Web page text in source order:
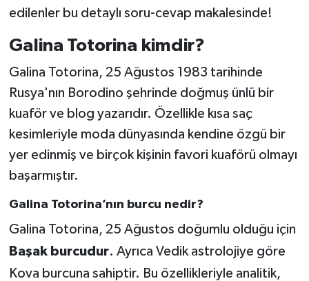
edilenler bu detaylı soru-cevap makalesinde!
Galina Totorina kimdir?
Galina Totorina, 25 Ağustos 1983 tarihinde
Rusya'nın Borodino şehrinde doğmuş ünlü bir
kuaför ve blog yazarıdır. Özellikle kısa saç
kesimleriyle moda dünyasında kendine özgü bir
yer edinmiş ve birçok kişinin favori kuaförü olmayı
başarmıştır.
Galina Totorina’nın burcu nedir?
Galina Totorina, 25 Ağustos doğumlu olduğu için
Başak burcudur. Ayrıca Vedik astrolojiye göre
Kova burcuna sahiptir. Bu özellikleriyle analitik,